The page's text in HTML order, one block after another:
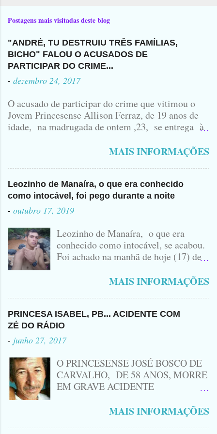
Postagens mais visitadas deste blog
"ANDRÉ, TU DESTRUIU TRÊS FAMÍLIAS,
BICHO" FALOU O ACUSADOS DE
PARTICIPAR DO CRIME...
- dezembro 24, 2017
O acusado de participar do crime que vitimou o
Jovem Princesense Allison Ferraz, de 19 anos de
idade, na madrugada de ontem ,23, se entrega à
vulgo ( CORRÓ ) falou como tudo aconteceu ...
MAIS INFORMAÇÕES
Leozinho de Manaíra, o que era conhecido
como intocável, foi pego durante a noite
- outubro 17, 2019
Leozinho de Manaíra, o que era
conhecido como intocável, se acabou.
Foi achado na manhã de hoje (17) de
no Sertão da Paraíba, o Lendário
atingido com disparo de calibre 12. O
Procurado pela Justiça havia matado
a Namorada dele, Fabrícia Nogueira ,
Peixeira. Ele deu mais de 10 Facadas
na Adolescente.
MAIS INFORMAÇÕES
PRINCESA ISABEL, PB... ACIDENTE COM
ZÉ DO RÁDIO
- junho 27, 2017
O PRINCESENSE JOSÉ BOSCO DE
CARVALHO, DE 58 ANOS, MORRE
EM GRAVE ACIDENTE
CINQUENTINHA SHINERAY E UM
MAIS INFORMAÇÕES